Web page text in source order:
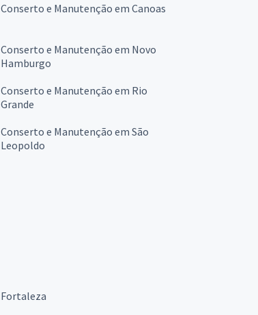
Conserto e Manutenção em Canoas
Conserto e Manutenção em Novo
Hamburgo
Conserto e Manutenção em Rio
Grande
Conserto e Manutenção em São
Leopoldo
Fortaleza